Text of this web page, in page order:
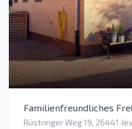
Familienfreundliches
Rüstringer Weg 19, 26441